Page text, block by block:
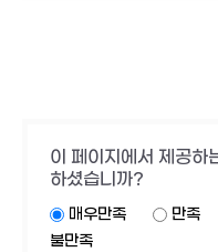
이 페이지에서 제공하
하셨습니까?
매우만족 만족
불만족